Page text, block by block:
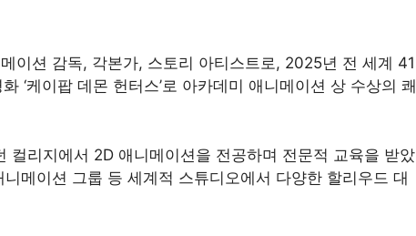
이션 감독, 각본가, 스토리 아티스트로, 2025년 전 세계 41
‘케이팝 데몬 헌터스’로 아카데미 애니메이션 상 수상의 쾌
컬리지에서 2D 애니메이션을 전공하며 전문적 교육을 받았
메이션 그룹 등 세계적 스튜디오에서 다양한 할리우드 대